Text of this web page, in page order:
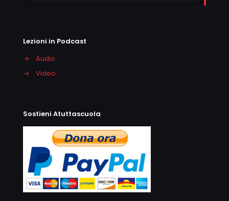
Lezioni in Podcast
→
Audio
→
Video
Sostieni Atuttascuola